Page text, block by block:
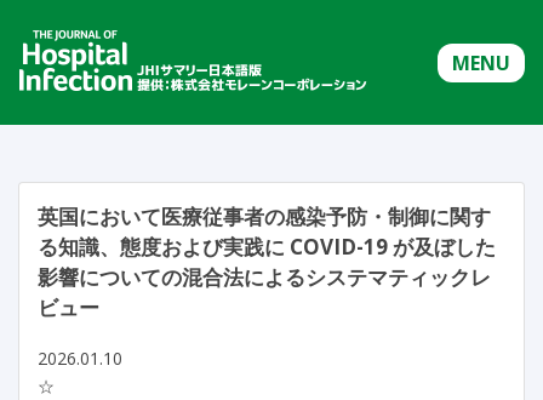
MENU
英国において医療従事者の感染予防・制御に関す
る知識、態度および実践に COVID-19 が及ぼした
影響についての混合法によるシステマティックレ
ビュー
2026.01.10
☆